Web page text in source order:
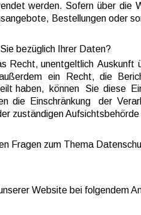
werden. Sofern über die
Bestellungen oder
bezüglich Ihrer Daten?
Recht, unentgeltlich Auskunft
ein Recht, die
haben, können Sie diese
die Einschränkung der
zuständigen Aufsichtsbehörde
Fragen zum Thema
Website bei folgendem